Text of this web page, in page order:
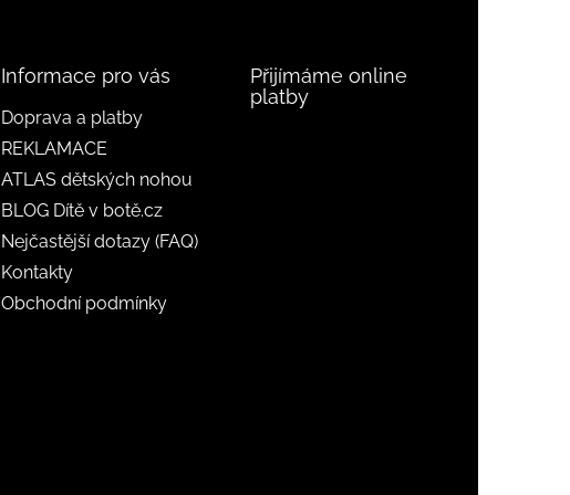
Informace pro vás
Doprava a platby
REKLAMACE
ATLAS dětských nohou
BLOG Dítě v botě.cz
Nejčastější dotazy (FAQ)
Kontakty
Obchodní podmínky
Přijímáme online
platby